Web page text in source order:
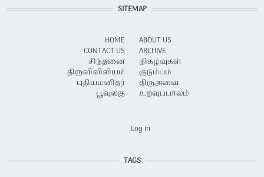
SITEMAP
HOME
CONTACT US
சிந்தனை
திருவிவிலியம்
புதியமனிதர்
பூவுலகு
ABOUT US
ARCHIVE
நிகழ்வுகள்
குடும்பம்
திருஅவை
உறவுப்பாலம்
Log in
TAGS